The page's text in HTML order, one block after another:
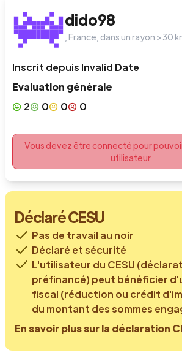
dido98
France , dans un rayon > 30
Inscrit depuis Invalid Date
Evaluation générale
2
0 0 0
Vous devez être connecté pour
utilisateur
Déclaré CESU
Pas de travail au noir
Déclaré et sécurité
L'utilisateur du CESU
préfinancé) peut bénéficier
fiscal (réduction ou crédit
du montant des sommes
En savoir plus sur la déclaration